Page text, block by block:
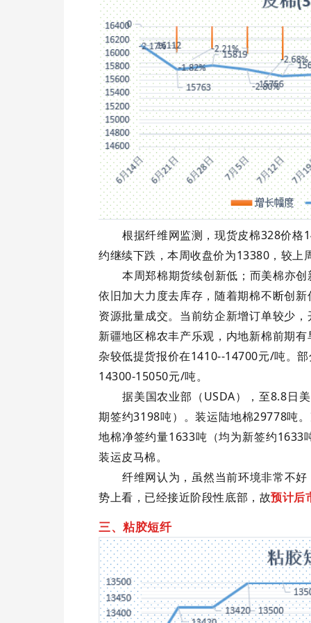
根据纤维网监测，现货皮棉328价格
约继续下跌，本周收盘价为13380 ，较上
本周郑棉期货续创新低；而美棉亦
依旧加大力度去库存，随着期棉不断创
资源批量成交。当前纺企新增订单较少
新疆地区棉农丰产乐观，内地新棉前期
杂较低提货报价在1410--14700元/吨。
14300-15050元/吨。
据美国农业部（ USDA），至8.8 日
期签约3198吨）。装运陆地棉29778吨
地棉净签约量1633吨（均为新签约1633
装运皮马棉。
纤维网认为，虽然当前环境非常不
势上看，已经接近阶段性底部，故预计后
三、粘胶短纤